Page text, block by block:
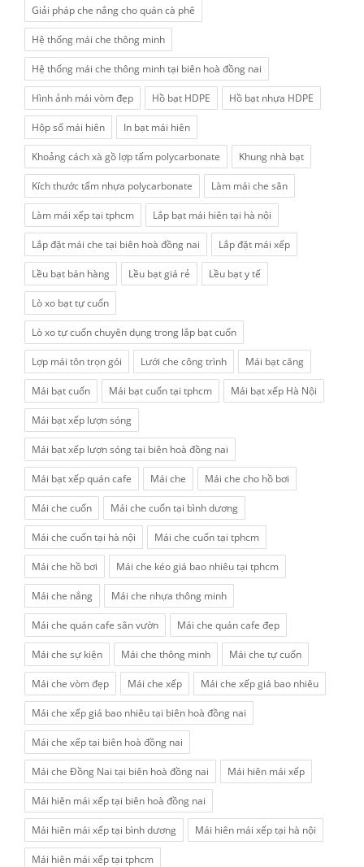
Giải pháp che nắng cho quán cà phê
Hệ thống mái che thông minh
Hệ thống mái che thông minh tại biên hoà đồng nai
Hình ảnh mái vòm đẹp Hồ bạt HDPE Hồ bạt nhựa HDPE
Hộp số mái hiên In bạt mái hiên
Khoảng cách xà gồ lợp tấm polycarbonate Khung nhà bạt
Kích thước tấm nhựa polycarbonate Làm mái che sân
Làm mái xếp tại tphcm Lắp bạt mái hiên tại hà nội
Lắp đặt mái che tại biên hoà đồng nai Lắp đặt mái xếp
Lều bạt bán hàng Lều bạt giá rẻ Lều bạt y tế
Lò xo bạt tự cuốn
Lò xo tự cuốn chuyên dụng trong lắp bạt cuốn
Lợp mái tôn trọn gói Lưới che công trình Mái bạt căng
Mái bạt cuốn Mái bạt cuốn tại tphcm Mái bạt xếp Hà Nội
Mái bạt xếp lượn sóng
Mái bạt xếp lượn sóng tại biên hoà đồng nai
Mái bạt xếp quán cafe Mái che Mái che cho hồ bơi
Mái che cuốn Mái che cuốn tại bình dương
Mái che cuốn tại hà nội Mái che cuốn tại tphcm
Mái che hồ bơi Mái che kéo giá bao nhiêu tại tphcm
Mái che nắng Mái che nhựa thông minh
Mái che quán cafe sân vườn Mái che quán cafe đẹp
Mái che sự kiện Mái che thông minh Mái che tự cuốn
Mái che vòm đẹp Mái che xếp Mái che xếp giá bao nhiêu
Mái che xếp giá bao nhiêu tại biên hoà đồng nai
Mái che xếp tại biên hoà đồng nai
Mái che Đồng Nai tại biên hoà đồng nai Mái hiên mái xếp
Mái hiên mái xếp tại biên hoà đồng nai
Mái hiên mái xếp tại bình dương Mái hiên mái xếp tại hà nội
Mái hiên mái xếp tại tphcm